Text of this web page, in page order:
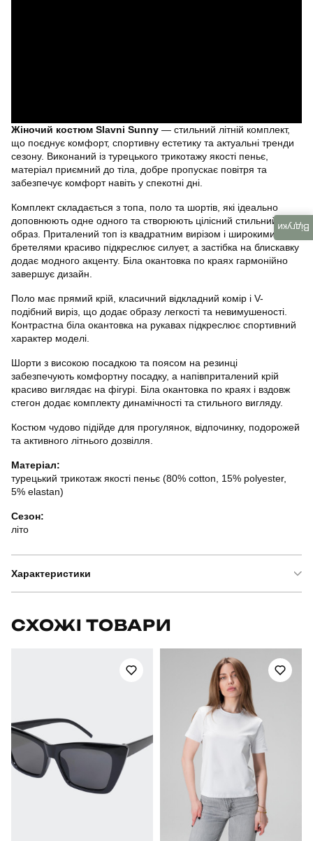
Жіночий костюм Slavni Sunny — стильний літній комплект,
що поєднує комфорт, спортивну естетику та актуальні тренди
сезону. Виконаний із турецького трикотажу якості пеньє,
матеріал приємний до тіла, добре пропускає повітря та
забезпечує комфорт навіть у спекотні дні.
Комплект складається з топа, поло та шортів, які ідеально
доповнюють одне одного та створюють цілісний стильний
образ. Приталений топ із квадратним вирізом і широкими
бретелями красиво підкреслює силует, а застібка на блискавку
додає модного акценту. Біла окантовка по краях гармонійно
завершує дизайн.
Поло має прямий крій, класичний відкладний комір і V-
подібний виріз, що додає образу легкості та невимушеності.
Контрастна біла окантовка на рукавах підкреслює спортивний
характер моделі.
Шорти з високою посадкою та поясом на резинці
забезпечують комфортну посадку, а напівприталений крій
красиво виглядає на фігурі. Біла окантовка по краях і вздовж
стегон додає комплекту динамічності та стильного вигляду.
Костюм чудово підійде для прогулянок, відпочинку, подорожей
та активного літнього дозвілля.
Матеріал:
турецький трикотаж якості пеньє (80% cotton, 15% polyester,
5% elastan)
Сезон:
літо
Характеристики
для повсякденного носіння
Стиль повсякденний
Сезон
лимонний
СХОЖІ ТОВАРИ
Відгуки